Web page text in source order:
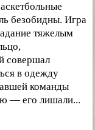
безобидны. Игра
тяжелым
совершал
в одежду
команды
— его лишали...